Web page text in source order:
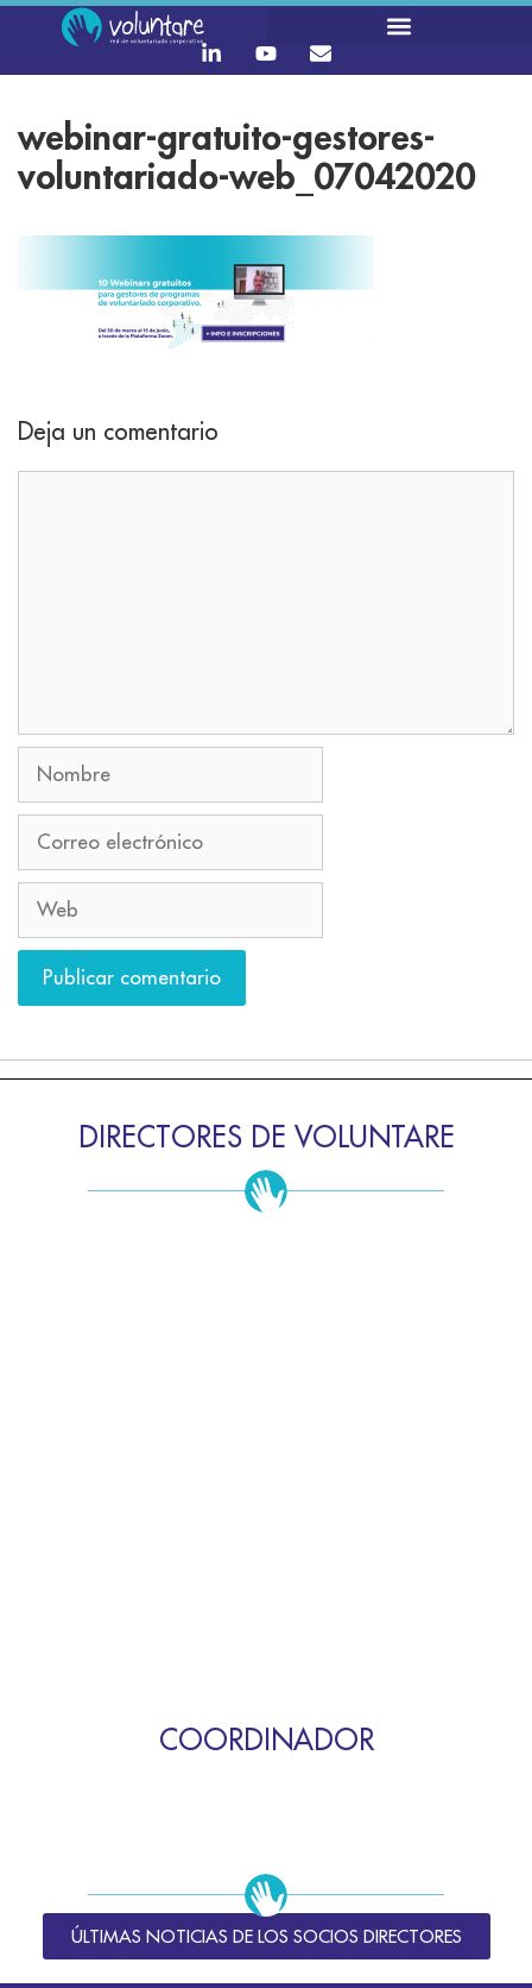
webinar-gratuito-gestores-
voluntariado-web_07042020
Deja un comentario
DIRECTORES DE VOLUNTARE
COORDINADOR
ÚLTIMAS NOTICIAS DE LOS SOCIOS DIRECTORES